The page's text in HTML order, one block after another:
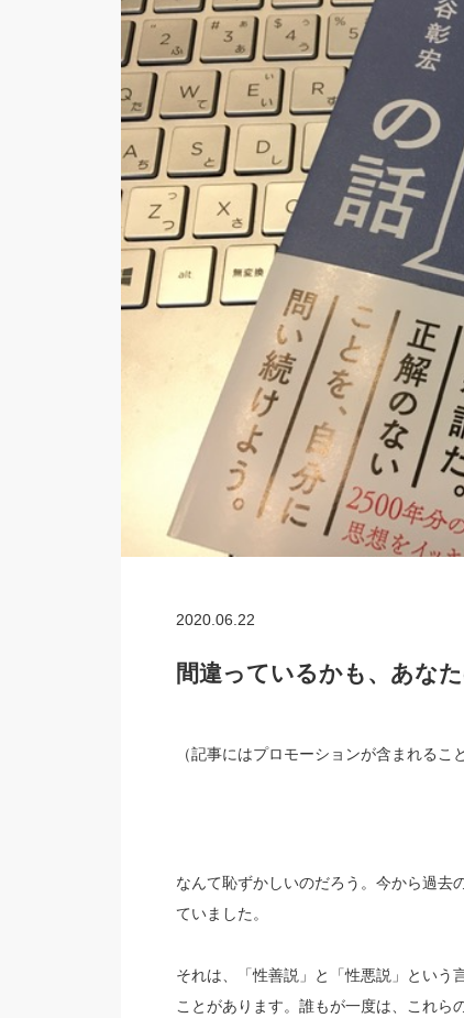
2020.06.22
間違っているかも、あな
（記事にはプロモーションが含まれる
なんて恥ずかしいのだろう。今から過去
ていました。
それは、「性善説」と「性悪説」という
ことがあります。誰もが一度は、これら